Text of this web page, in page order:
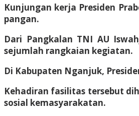
Kunjungan kerja Presiden
pangan.
Dari Pangkalan TNI AU
sejumlah rangkaian kegiatan.
Di Kabupaten Nganjuk,
Kehadiran fasilitas tersebut
sosial kemasyarakatan.